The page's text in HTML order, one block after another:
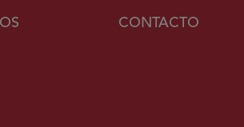
CONTACTO